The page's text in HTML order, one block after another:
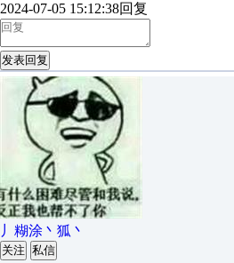
2024-07-05 15:12:38回复
发表回复
丿糊涂丶狐丶
关注 私信